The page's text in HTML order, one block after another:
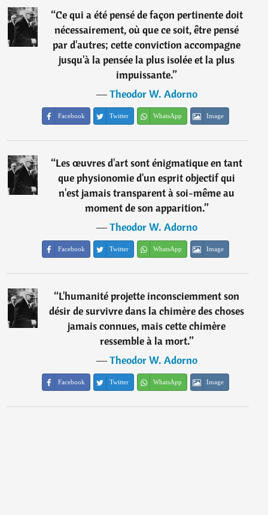
“Ce qui a été pensé de façon pertinente doit
nécessairement, où que ce soit, être pensé
par d'autres; cette conviction accompagne
jusqu'à la pensée la plus isolée et la plus
impuissante.”
―Theodor W. Adorno
Facebook Twitter WhatsApp Image
“Les œuvres d'art sont énigmatique en tant
que physionomie d'un esprit objectif qui
n'est jamais transparent à soi-même au
moment de son apparition.”
―Theodor W. Adorno
Facebook Twitter WhatsApp Image
“L'humanité projette inconsciemment son
désir de survivre dans la chimère des choses
jamais connues, mais cette chimère
ressemble à la mort.”
―Theodor W. Adorno
Facebook Twitter WhatsApp Image